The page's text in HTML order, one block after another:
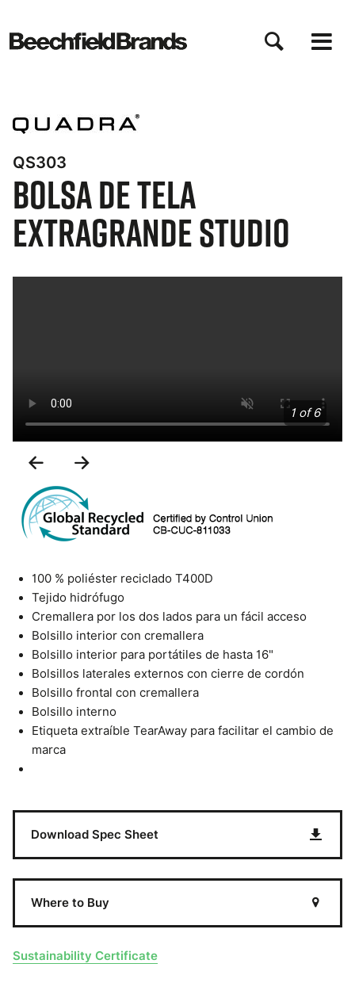
contenido
QS303
Bolsa de tela
extragrande Studio
1 of 6
Previous
Slide
100 % poliéster reciclado T400D
Tejido hidrófugo
Cremallera por los dos lados para un fácil acceso
Bolsillo interior con cremallera
Bolsillo interior para portátiles de hasta 16"
Bolsillos laterales externos con cierre de cordón
Bolsillo frontal con cremallera
Bolsillo interno
Etiqueta extraíble TearAway para facilitar el cambio de
marca
Download Spec Sheet
Where to Buy
Sustainability Certificate